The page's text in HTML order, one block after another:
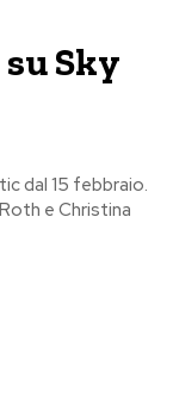
Sky
dal 15 febbraio.
e Christina